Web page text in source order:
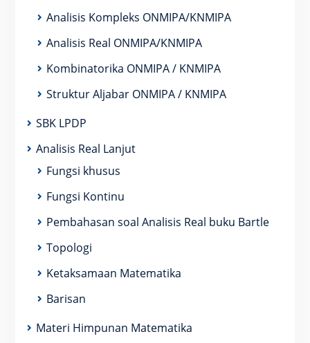
Analisis Kompleks ONMIPA/KNMIPA
Analisis Real ONMIPA/KNMIPA
Kombinatorika ONMIPA / KNMIPA
Struktur Aljabar ONMIPA / KNMIPA
SBK LPDP
Analisis Real Lanjut
Fungsi khusus
Fungsi Kontinu
Pembahasan soal Analisis Real buku Bartle
Topologi
Ketaksamaan Matematika
Barisan
Materi Himpunan Matematika